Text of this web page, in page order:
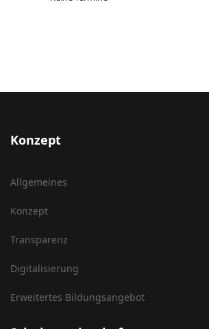
Konzept
Allgemeines
Konzept
Transparenz
Digitalisierung
Erweitertes Bildungsangebot